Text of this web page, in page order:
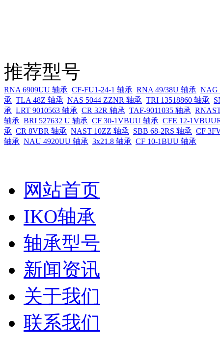
推荐型号
RNA 6909UU 轴承 CF-FU1-24-1 轴承 RNA 49/38U 轴承 NAG
承 TLA 48Z 轴承 NAS 5044 ZZNR 轴承 TRI 13518860 轴承
承 LRT 9010563 轴承 CR 32R 轴承 TAF-9011035 轴承
轴承 BRI 527632 U 轴承 CF 30-1VBUU 轴承 CFE 12-
承 CR 8VBR 轴承 NAST 10ZZ 轴承 SBB 68-2RS 轴承 CF
轴承 NAU 4920UU 轴承 3x21.8 轴承 CF 10-1BUU 轴承
网站首页
IKO轴承
轴承型号
新闻资讯
关于我们
联系我们